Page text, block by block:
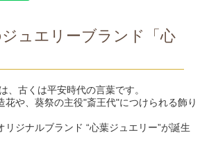
ュエリーブランド「心
、古くは平安時代の言葉です。
花や、葵祭の主役"斎王代"につけられる飾り
リジナルブランド “心葉ジュエリー”が誕生